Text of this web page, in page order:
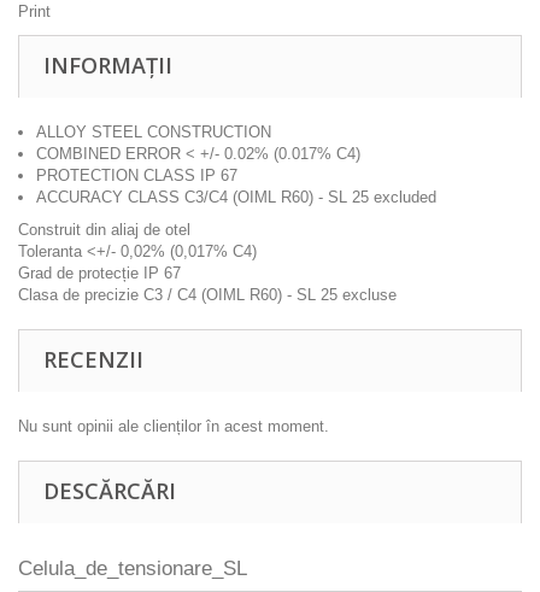
Print
INFORMAȚII
ALLOY STEEL CONSTRUCTION
COMBINED ERROR < +/- 0.02% (0.017% C4)
PROTECTION CLASS IP 67
ACCURACY CLASS C3/C4 (OIML R60) - SL 25 excluded
Construit din aliaj de otel
Toleranta <+/- 0,02% (0,017% C4)
Grad de protecție IP 67
Clasa de precizie C3 / C4 (OIML R60) - SL 25 excluse
RECENZII
Nu sunt opinii ale clienților în acest moment.
DESCĂRCĂRI
Celula_de_tensionare_SL